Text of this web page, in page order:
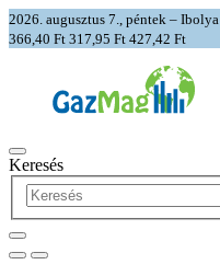
2026. augusztus 7., péntek – Ibolya
366,40 Ft 317,95 Ft 427,42 Ft
Keresés